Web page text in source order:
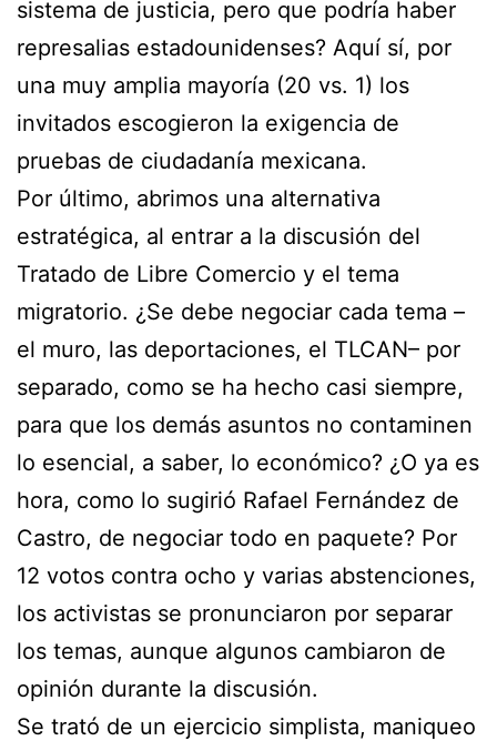
sistema de justicia, pero que podría haber
represalias estadounidenses? Aquí sí, por
una muy amplia mayoría (20 vs. 1) los
invitados escogieron la exigencia de
pruebas de ciudadanía mexicana.
Por último, abrimos una alternativa
estratégica, al entrar a la discusión del
Tratado de Libre Comercio y el tema
migratorio. ¿Se debe negociar cada tema –
el muro, las deportaciones, el TLCAN– por
separado, como se ha hecho casi siempre,
para que los demás asuntos no contaminen
lo esencial, a saber, lo económico? ¿O ya es
hora, como lo sugirió Rafael Fernández de
Castro, de negociar todo en paquete? Por
12 votos contra ocho y varias abstenciones,
los activistas se pronunciaron por separar
los temas, aunque algunos cambiaron de
opinión durante la discusión.
Se trató de un ejercicio simplista, maniqueo